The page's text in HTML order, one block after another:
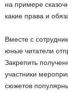
на примере
какие права и
Вместе с
юные читатели
Закрепить
участники
сюжетов